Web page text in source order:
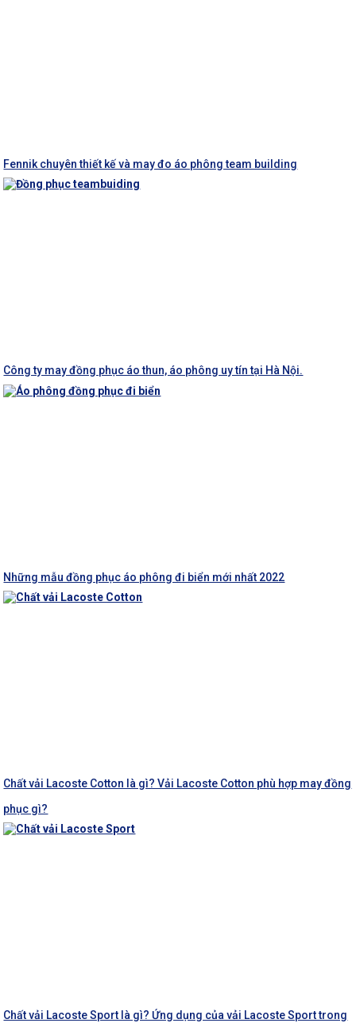
Fennik chuyên thiết kế và may đo áo phông team building
Công ty may đồng phục áo thun, áo phông uy tín tại Hà Nội.
Những mẫu đồng phục áo phông đi biển mới nhất 2022
Chất vải Lacoste Cotton là gì? Vải Lacoste Cotton phù hợp may đồng
phục gì?
Chất vải Lacoste Sport là gì? Ứng dụng của vải Lacoste Sport trong